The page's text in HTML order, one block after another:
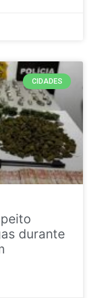
CIDADES
durante